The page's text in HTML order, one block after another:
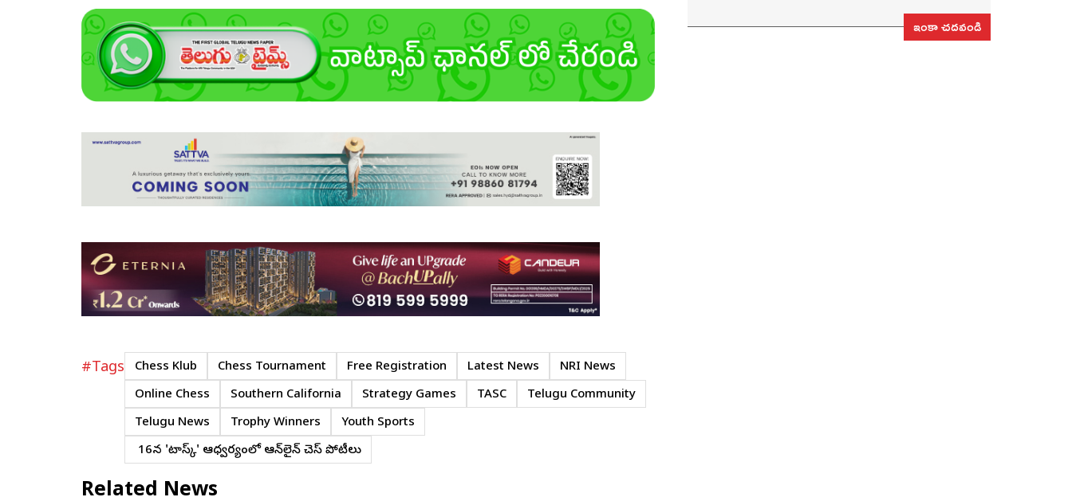
#Tags Chess Klub Chess Tournament Free Registration Latest News
NRI News
Online Chess
Southern California Strategy Games TASC
Telugu Community
Telugu News
Trophy Winners
Youth Sports
మే 16న 'టాస్క్' ఆధ్వర్యంలో ఆన్‌లైన్ చెస్ పోటీలు
Related News
ఇంకా చదవండి